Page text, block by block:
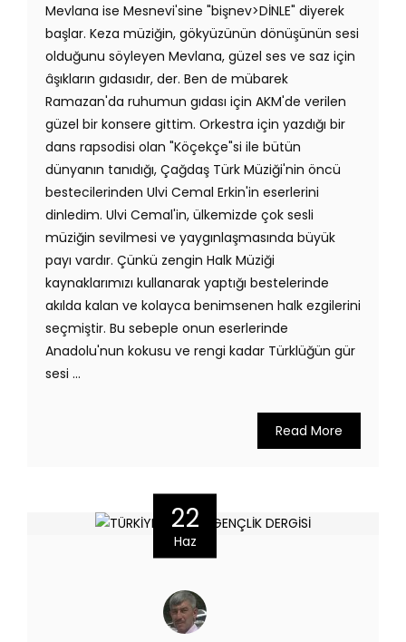
Mevlana ise Mesnevi'sine "bişnev>DİNLE" diyerek
başlar. Keza müziğin, gökyüzünün dönüşünün sesi
olduğunu söyleyen Mevlana, güzel ses ve saz için
âşıkların gıdasıdır, der. Ben de mübarek
Ramazan'da ruhumun gıdası için AKM'de verilen
güzel bir konsere gittim. Orkestra için yazdığı bir
dans rapsodisi olan "Köçekçe"si ile bütün
dünyanın tanıdığı, Çağdaş Türk Müziği'nin öncü
bestecilerinden Ulvi Cemal Erkin'in eserlerini
dinledim. Ulvi Cemal'in, ülkemizde çok sesli
müziğin sevilmesi ve yaygınlaşmasında büyük
payı vardır. Çünkü zengin Halk Müziği
kaynaklarımızı kullanarak yaptığı bestelerinde
akılda kalan ve kolayca benimsenen halk ezgilerini
seçmiştir. Bu sebeple onun eserlerinde
Anadolu'nun kokusu ve rengi kadar Türklüğün gür
sesi ...
Read More
22
Haz